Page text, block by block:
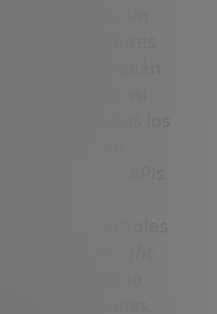
específicas, sin
de proveedores
teoría, también
siempre es así.
vez sumados los
operar con
que utilizar APIs
sin los controles
como
fabricar armas.